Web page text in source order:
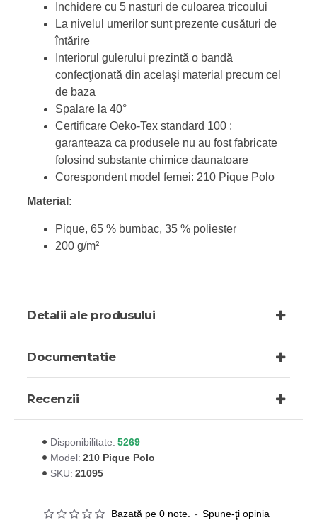
Inchidere cu 5 nasturi de culoarea tricoului
La nivelul umerilor sunt prezente cusături de
întărire
Interiorul gulerului prezintă o bandă
confecţionată din acelaşi material precum cel
de baza
Spalare la 40°
Certificare Oeko-Tex standard 100 :
garanteaza ca produsele nu au fost fabricate
folosind substante chimice daunatoare
Corespondent model femei: 210 Pique Polo
Material:
Pique, 65 % bumbac, 35 % poliester
200 g/m²
Detalii ale produsului
Documentatie
Recenzii
Disponibilitate: 5269
Model: 210 Pique Polo
SKU: 21095
Bazată pe 0 note. - Spune-ţi opinia